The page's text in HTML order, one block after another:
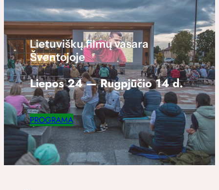
Lietuviškų filmų vasara
Šventojoje
Liepos 24 — Rugpjūčio 14 d.
PROGRAMA